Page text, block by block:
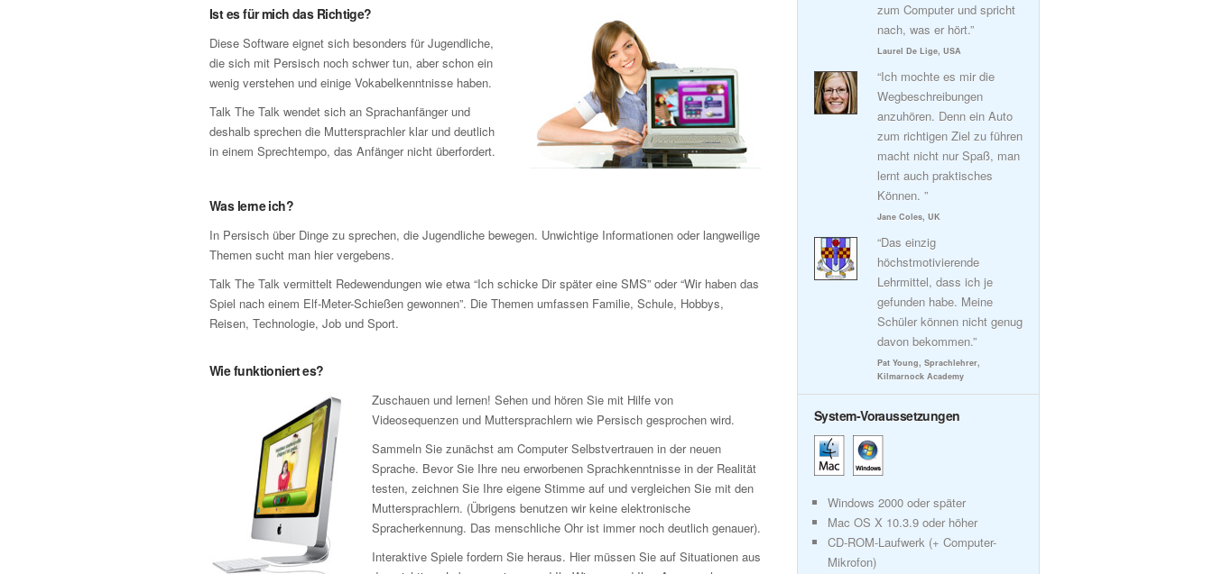
Ist es für mich das Richtige?
Diese Software eignet sich besonders für Jugendliche,
die sich mit Persisch noch schwer tun, aber schon ein
wenig verstehen und einige Vokabelkenntnisse haben.
Talk The Talk wendet sich an Sprachanfänger und
deshalb sprechen die Muttersprachler klar und deutlich
in einem Sprechtempo, das Anfänger nicht überfordert.
Was lerne ich?
In Persisch über Dinge zu sprechen, die Jugendliche bewegen. Unwichtige Informationen oder langweilige
Themen sucht man hier vergebens.
Talk The Talk vermittelt Redewendungen wie etwa “Ich schicke Dir später eine SMS” oder “Wir haben das
Spiel nach einem Elf-Meter-Schießen gewonnen”. Die Themen umfassen Familie, Schule, Hobbys,
Reisen, Technologie, Job und Sport.
Wie funktioniert es?
Zuschauen und lernen! Sehen und hören Sie mit Hilfe von
Videosequenzen und Muttersprachlern wie Persisch gesprochen wird.
Sammeln Sie zunächst am Computer Selbstvertrauen in der neuen
Sprache. Bevor Sie Ihre neu erworbenen Sprachkenntnisse in der Realität
testen, zeichnen Sie Ihre eigene Stimme auf und vergleichen Sie mit den
Muttersprachlern. (Übrigens benutzen wir keine elektronische
Spracherkennung. Das menschliche Ohr ist immer noch deutlich genauer).
Interaktive Spiele fordern Sie heraus. Hier müssen Sie auf Situationen aus
zum Computer und spricht
nach, was er hört.”
Laurel De Lige, USA
“Ich mochte es mir die
Wegbeschreibungen
anzuhören. Denn ein Auto
zum richtigen Ziel zu führen
macht nicht nur Spaß, man
lernt auch praktisches
Können. ”
Jane Coles, UK
“Das einzig
höchstmotivierende
Lehrmittel, dass ich je
gefunden habe. Meine
Schüler können nicht genug
davon bekommen.”
Pat Young, Sprachlehrer,
Kilmarnock Academy
System-Voraussetzungen
Windows 2000 oder später
Mac OS X 10.3.9 oder höher
CD-ROM-Laufwerk (+ Computer-
Mikrofon)